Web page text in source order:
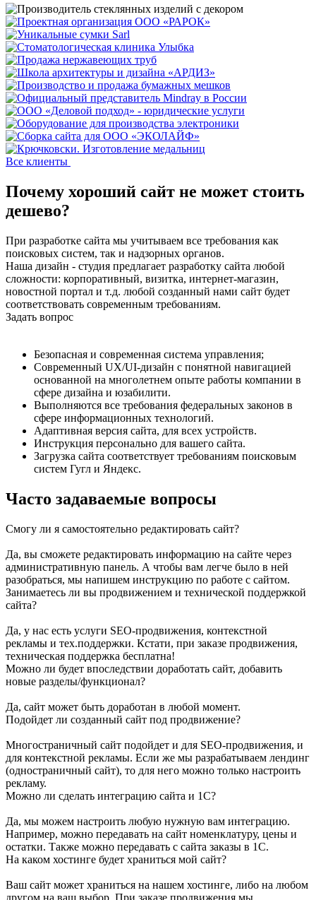
Все клиенты
Почему хороший сайт не может стоить
дешево?
При разработке сайта мы учитываем все требования как
поисковых систем, так и надзорных органов.
Наша дизайн - студия предлагает разработку сайта любой
сложности: корпоративный, визитка, интернет-магазин,
новостной портал и т.д. любой созданный нами сайт будет
соответствовать современным требованиям.
Задать вопрос
Безопасная и современная система управления;
Современный UX/UI-дизайн с понятной навигацией
основанной на многолетнем опыте работы компании в
сфере дизайна и юзабилити.
Выполняются все требования федеральных законов в
сфере информационных технологий.
Адаптивная версия сайта, для всех устройств.
Инструкция персонально для вашего сайта.
Загрузка сайта соответствует требованиям поисковым
систем Гугл и Яндекс.
Часто задаваемые вопросы
Смогу ли я самостоятельно редактировать сайт?
Да, вы сможете редактировать информацию на сайте через
административную панель. А чтобы вам легче было в ней
разобраться, мы напишем инструкцию по работе с сайтом.
Занимаетесь ли вы продвижением и технической поддержкой
сайта?
Да, у нас есть услуги SEO-продвижения, контекстной
рекламы и тех.поддержки. Кстати, при заказе продвижения,
техническая поддержка бесплатна!
Можно ли будет впоследствии доработать сайт, добавить
новые разделы/функционал?
Да, сайт может быть доработан в любой момент.
Подойдет ли созданный сайт под продвижение?
Многостраничный сайт подойдет и для SEO-продвижения, и
для контекстной рекламы. Если же мы разрабатываем лендинг
(одностраничный сайт), то для него можно только настроить
рекламу.
Можно ли сделать интеграцию сайта и 1С?
Да, мы можем настроить любую нужную вам интеграцию.
Например, можно передавать на сайт номенклатуру, цены и
остатки. Также можно передавать с сайта заказы в 1С.
На каком хостинге будет храниться мой сайт?
Ваш сайт может храниться на нашем хостинге, либо на любом
другом на ваш выбор. При заказе продвижения мы